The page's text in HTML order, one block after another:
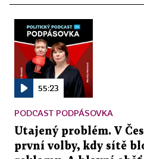
55:23
PODCAST PODPÁSOVKA
Utajený problém. V
první volby, kdy sítě